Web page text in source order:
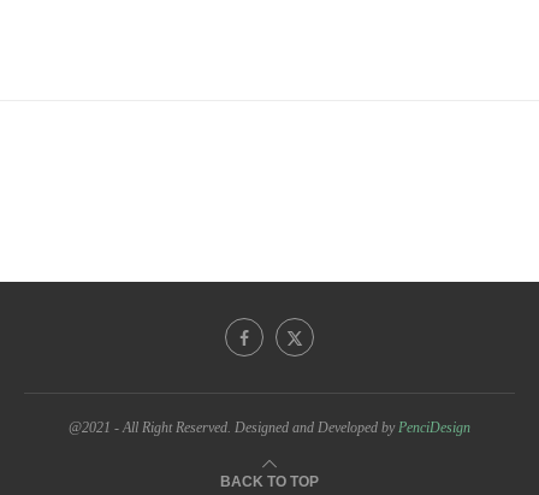
@2021 - All Right Reserved. Designed and Developed byPenciDesign
BACK TO TOP